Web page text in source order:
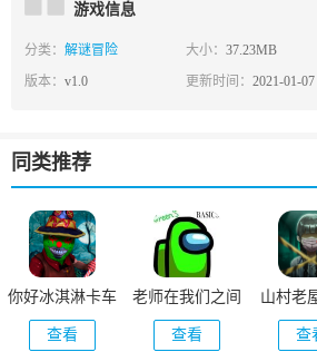
游戏信息
分类： 解谜冒险 大小：37.23MB
版本： v1.0 更新时间：2021-01-
同类推荐
你好冰淇淋卡车
邻居(Ice Cream
Scary Neighbor
查看
老师在我们之间
查看
山村老
弃
查